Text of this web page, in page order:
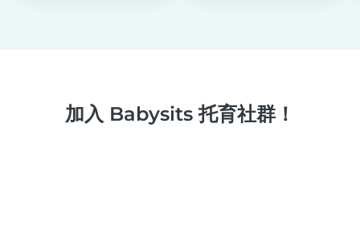
加入 Babysits 托育社群！